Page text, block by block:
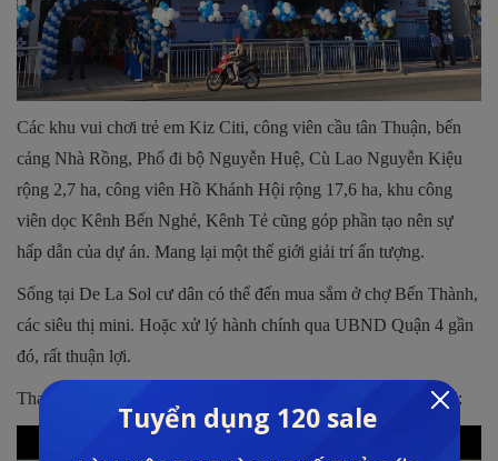
Các khu vui chơi trẻ em Kiz Citi, công viên cầu tân Thuận, bến
cảng Nhà Rồng, Phố đi bộ Nguyễn Huệ, Cù Lao Nguyễn Kiệu
rộng 2,7 ha, công viên Hồ Khánh Hội rộng 17,6 ha, khu công
viên dọc Kênh Bến Nghé, Kênh Tẻ cũng góp phần tạo nên sự
hấp dẫn của dự án. Mang lại một thế giới giải trí ấn tượng.
Sống tại De La Sol cư dân có thể đến mua sắm ở chợ Bến Thành,
các siêu thị mini. Hoặc xử lý hành chính qua UBND Quận 4 gần
đó, rất thuận lợi.
Tham khảo video về dự án D’ Edge Thảo Điền của Capitaland: